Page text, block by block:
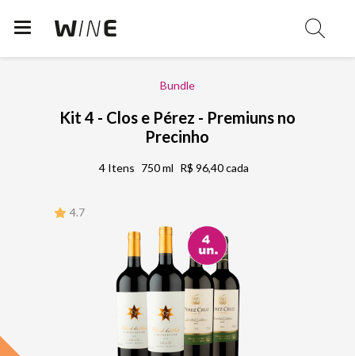
Bundle
Kit 4 - Clos e Pérez - Premiuns no
Precinho
4 Itens 750 ml R$ 96,40 cada
4.7